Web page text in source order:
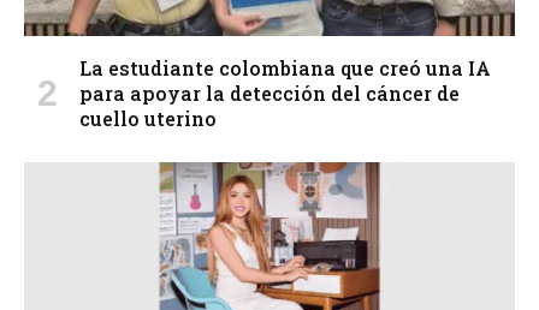
La estudiante colombiana que creó una IA
para apoyar la detección del cáncer de
cuello uterino